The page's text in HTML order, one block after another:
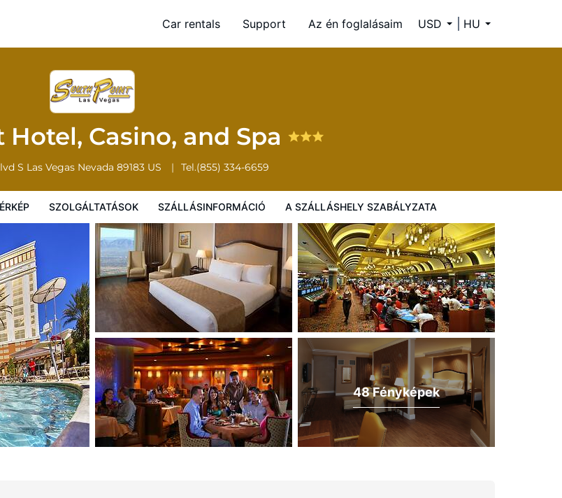
Car rentals Support Az én foglalásaim USD HU
Casino, and Spa
S Las Vegas Nevada 89183 US Tel.(855) 334-6659
SZOLGÁLTATÁSOK SZÁLLÁSINFORMÁCIÓ A SZÁLLÁSHELY SZABÁLYZATA
A szálláshely szabályzata
48 Fényképek